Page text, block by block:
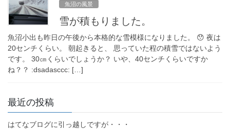
魚沼の風景
雪が積もりました。
魚沼小出も昨日の午後から本格的な雪模様になりました。 😯 夜は
20センチくらい。 朝起きると、 思っていた程の積雪ではないよう
です。 30㎝くらいでしょうか？ いや、40センチくらいですか
ね？？ :dsadasccc: […]
最近の投稿
はてなブログに引っ越しですが・・・